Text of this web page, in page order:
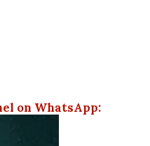
on WhatsApp: